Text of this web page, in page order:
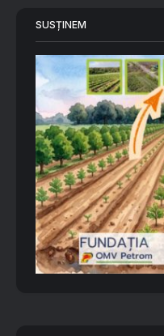
SUSȚINEM